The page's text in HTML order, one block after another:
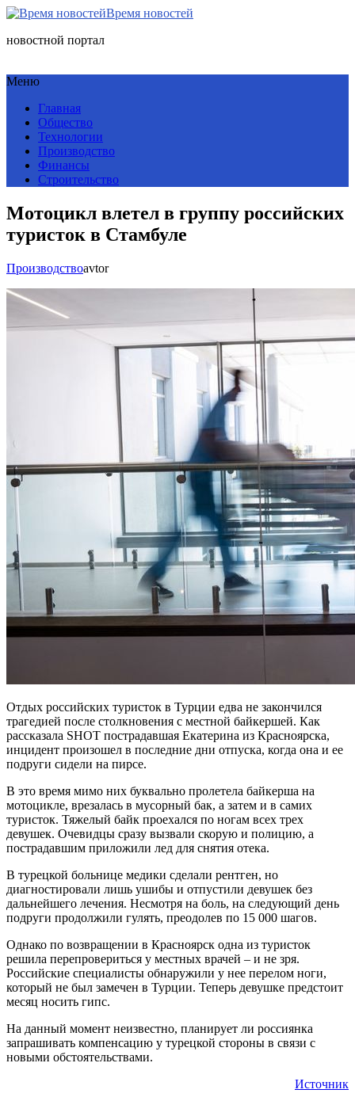
Время новостей
новостной портал
Меню
Главная
Общество
Технологии
Производство
Финансы
Строительство
Мотоцикл влетел в группу российских
туристок в Стамбуле
Производствоavtor
Отдых российских туристок в Турции едва не закончился
трагедией после столкновения с местной байкершей. Как
рассказала SHOT пострадавшая Екатерина из Красноярска,
инцидент произошел в последние дни отпуска, когда она и ее
подруги сидели на пирсе.
В это время мимо них буквально пролетела байкерша на
мотоцикле, врезалась в мусорный бак, а затем и в самих
туристок. Тяжелый байк проехался по ногам всех трех
девушек. Очевидцы сразу вызвали скорую и полицию, а
пострадавшим приложили лед для снятия отека.
В турецкой больнице медики сделали рентген, но
диагностировали лишь ушибы и отпустили девушек без
дальнейшего лечения. Несмотря на боль, на следующий день
подруги продолжили гулять, преодолев по 15 000 шагов.
Однако по возвращении в Красноярск одна из туристок
решила перепровериться у местных врачей – и не зря.
Российские специалисты обнаружили у нее перелом ноги,
который не был замечен в Турции. Теперь девушке предстоит
месяц носить гипс.
На данный момент неизвестно, планирует ли россиянка
запрашивать компенсацию у турецкой стороны в связи с
новыми обстоятельствами.
Источник